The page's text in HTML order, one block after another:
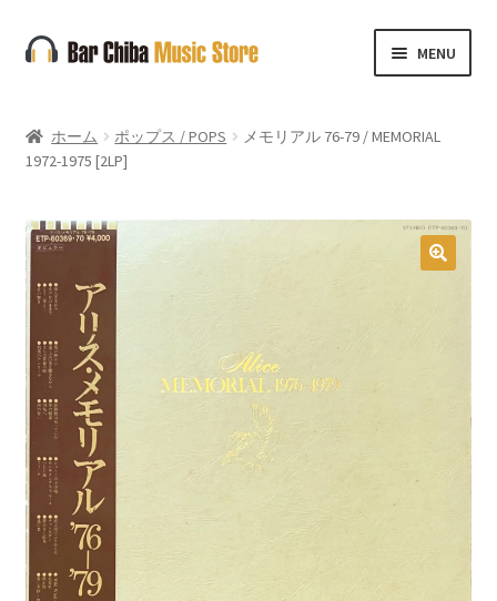
ナ
ビ
ー
シ
へ
ス
キ
プ
コ
ン
ン
ツ
キ
ッ
プ
MENU
ホーム ポップス / POPS
メモリアル 76-79 / MEMORIAL
1972-1975 [2LP]